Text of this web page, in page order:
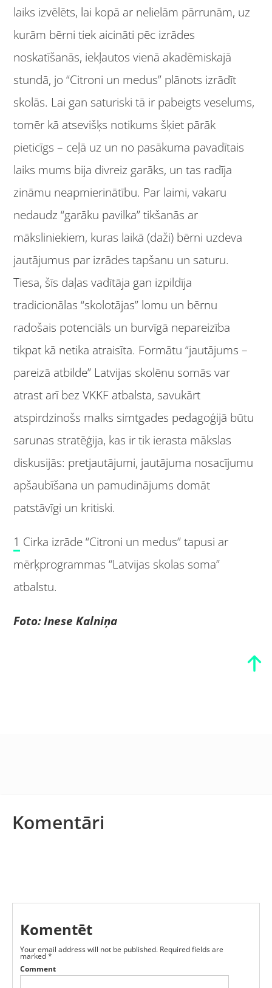
laiks izvēlēts, lai kopā ar nelielām pārrunām, uz
kurām bērni tiek aicināti pēc izrādes
noskatīšanās, iekļautos vienā akadēmiskajā
stundā, jo “Citroni un medus” plānots izrādīt
skolās. Lai gan saturiski tā ir pabeigts veselums,
tomēr kā atsevišķs notikums šķiet pārāk
pieticīgs – ceļā uz un no pasākuma pavadītais
laiks mums bija divreiz garāks, un tas radīja
zināmu neapmierinātību. Par laimi, vakaru
nedaudz “garāku pavilka” tikšanās ar
māksliniekiem, kuras laikā (daži) bērni uzdeva
jautājumus par izrādes tapšanu un saturu.
Tiesa, šīs daļas vadītāja gan izpildīja
tradicionālas “skolotājas” lomu un bērnu
radošais potenciāls un burvīgā nepareizība
tikpat kā netika atraisīta. Formātu “jautājums –
pareizā atbilde” Latvijas skolēnu somās var
atrast arī bez VKKF atbalsta, savukārt
atspirdzinošs malks simtgades pedagoģijā būtu
sarunas stratēģija, kas ir tik ierasta mākslas
diskusijās: pretjautājumi, jautājuma nosacījumu
apšaubīšana un pamudinājums domāt
patstāvīgi un kritiski.
1 Cirka izrāde “Citroni un medus” tapusi ar
mērķprogrammas “Latvijas skolas soma”
atbalstu.
Foto: Inese Kalniņa
Komentāri
Komentēt
Your email address will not be published. Required fields are
marked*
Comment